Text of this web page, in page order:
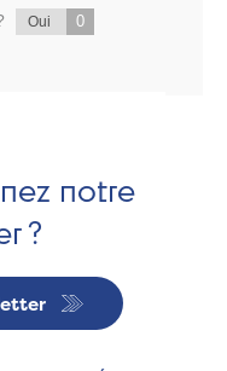
Oui 0
notre
?